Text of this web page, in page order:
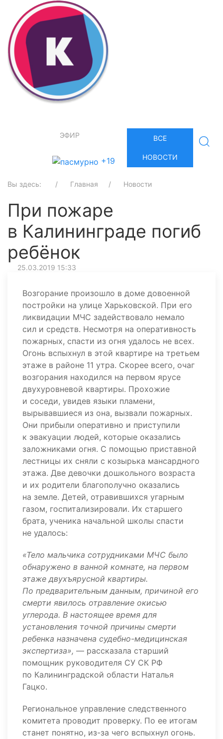
ЭФИР
+19
ВСЕ
НОВОСТИ
Вы здесь: Главная Новости
При пожаре
в Калининграде погиб
ребёнок
25.03.2019 15:33
Возгорание произошло в доме довоенной
постройки на улице Харьковской. При его
ликвидации МЧС задействовало немало
сил и средств. Несмотря на оперативность
пожарных, спасти из огня удалось не всех.
Огонь вспыхнул в этой квартире на третьем
этаже в районе 11 утра. Скорее всего, очаг
возгорания находился на первом ярусе
двухуровневой квартиры. Прохожие
и соседи, увидев языки пламени,
вырывавшиеся из она, вызвали пожарных.
Они прибыли оперативно и приступили
к эвакуации людей, которые оказались
заложниками огня. С помощью приставной
лестницы их сняли с козырька мансардного
этажа. Две девочки дошкольного возраста
и их родители благополучно оказались
на земле. Детей, отравившихся угарным
газом, госпитализировали. Их старшего
брата, ученика начальной школы спасти
не удалось:
«Тело мальчика сотрудниками МЧС было
обнаружено в ванной комнате, на первом
этаже двухъярусной квартиры.
По предварительным данным, причиной его
смерти явилось отравление окисью
углерода. В настоящее время для
установления точной причины смерти
ребенка назначена судебно-медицинская
экспертиза», — рассказала старший
помощник руководителя СУ СК РФ
по Калининградской области Наталья
Гацко.
Региональное управление следственного
комитета проводит проверку. По ее итогам
станет понятно, из-за чего вспыхнул огонь.